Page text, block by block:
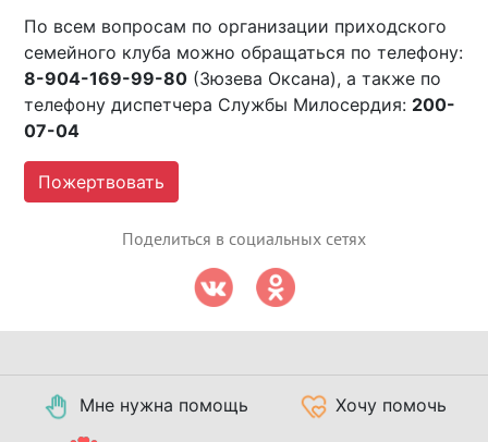
По всем вопросам по организации приходского
семейного клуба можно обращаться по телефону:
8-904-169-99-80 (Зюзева Оксана), а также по
телефону диспетчера Службы Милосердия: 200-
07-04
Пожертвовать
Поделиться в социальных сетях
Мне нужна помощь Хочу помочь